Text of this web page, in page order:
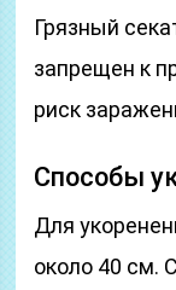
Грязный
запрещен к
риск
Способы
Для
около 40 см.